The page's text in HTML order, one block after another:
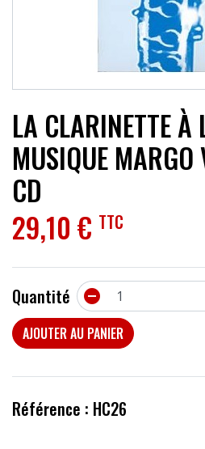
LA CLARINETTE À
MUSIQUE
CD
29,10 € TTC
Quantité 
AJOUTER AU PANIER
Référence : HC26